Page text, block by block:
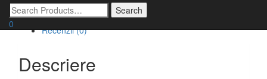
0
Descriere
Informații suplimentare
Recenzii (0)
Descriere